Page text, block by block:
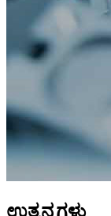
ಉತ್ಪನ್ನಗಳು